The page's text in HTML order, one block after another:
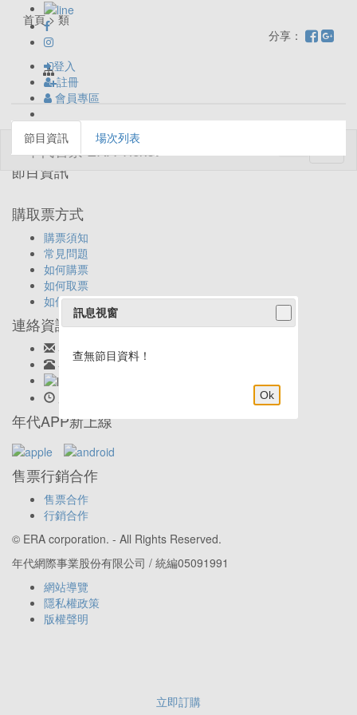
登入
註冊
會員專區
首頁 > 類
分享：
立即訂購
節目資訊 場次列表
節目資訊
購取票方式
購票須知
常見問題
如何購票
如何取票
如何退票
連絡資訊
客服信箱: ticket@eracom.com.tw
客服專線: 02-23419898
年代APP新上線
售票行銷合作
售票合作
行銷合作
© ERA corporation. - All Rights Reserved.
年代網際事業股份有限公司 / 統編05091991
網站導覽
隱私權政策
版權聲明
訊息視窗
查無節目資料！
Ok